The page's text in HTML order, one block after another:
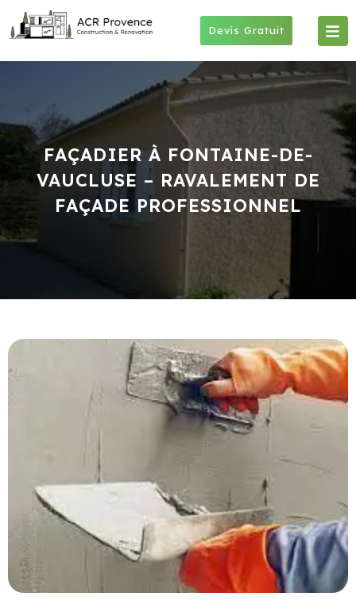
Devis Gratuit
FAÇADIER À FONTAINE-DE-
VAUCLUSE – RAVALEMENT DE
FAÇADE PROFESSIONNEL